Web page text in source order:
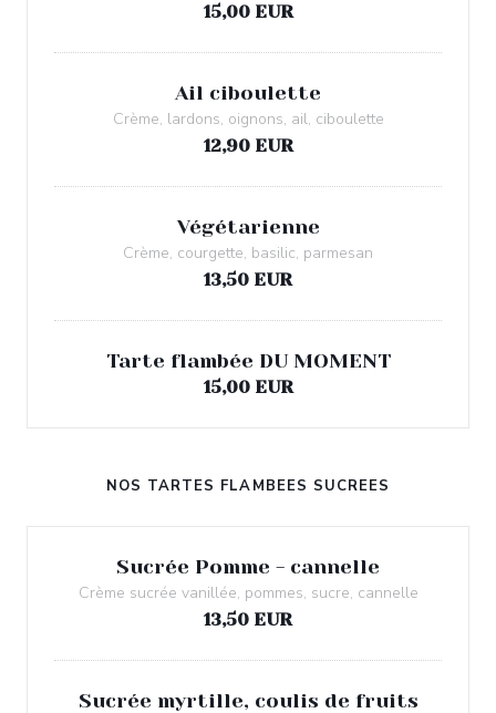
15,00 EUR
Ail ciboulette
Crème, lardons, oignons, ail, ciboulette
12,90 EUR
Végétarienne
Crème, courgette, basilic, parmesan
13,50 EUR
Tarte flambée DU MOMENT
15,00 EUR
NOS TARTES FLAMBEES SUCREES
Sucrée Pomme - cannelle
Crème sucrée vanillée, pommes, sucre, cannelle
13,50 EUR
Sucrée myrtille, coulis de fruits